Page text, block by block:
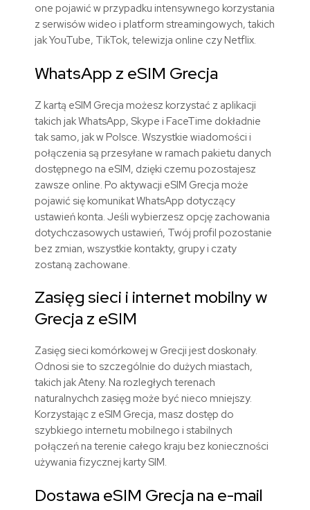
one pojawić w przypadku intensywnego korzystania
z serwisów wideo i platform streamingowych, takich
jak YouTube, TikTok, telewizja online czy Netflix.
WhatsApp z eSIM Grecja
Z kartą eSIM Grecja możesz korzystać z aplikacji
takich jak WhatsApp, Skype i FaceTime dokładnie
tak samo, jak w Polsce. Wszystkie wiadomości i
połączenia są przesyłane w ramach pakietu danych
dostępnego na eSIM, dzięki czemu pozostajesz
zawsze online. Po aktywacji eSIM Grecja może
pojawić się komunikat WhatsApp dotyczący
ustawień konta. Jeśli wybierzesz opcję zachowania
dotychczasowych ustawień, Twój profil pozostanie
bez zmian, wszystkie kontakty, grupy i czaty
zostaną zachowane.
Zasięg sieci i internet mobilnyw
Grecja z eSIM
Zasięg sieci komórkowej w Grecji jest doskonały.
Odnosi sie to szczególnie do dużych miastach,
takich jak Ateny. Na rozległych terenach
naturalnychch zasięg może być nieco mniejszy.
Korzystając z eSIM Grecja, masz dostęp do
szybkiego internetu mobilnego i stabilnych
połączeń na terenie całego kraju bez konieczności
używania fizycznej karty SIM.
Dostawa eSIM Grecja na e-mail